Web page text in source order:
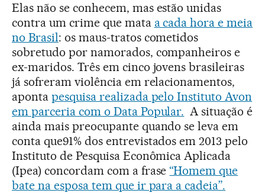
Elas não se conhecem, mas estão unidas
contra um crime que mata a cada hora e meia
no Brasil: os maus-tratos cometidos
sobretudo por namorados, companheiros e
ex-maridos. Três em cinco jovens brasileiras
já sofreram violência em relacionamentos,
aponta pesquisa realizada pelo Instituto Avon
em parceria com o Data Popular. A situação é
ainda mais preocupante quando se leva em
conta que91% dos entrevistados em 2013 pelo
Instituto de Pesquisa Econômica Aplicada
(Ipea) concordam com a frase“Homem que
bate na esposa tem que ir para a cadeia”.